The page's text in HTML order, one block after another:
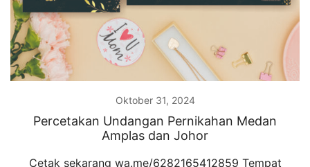
Oktober 31, 2024
Percetakan Undangan Pernikahan Medan
Amplas dan Johor
Cetak sekarang wa.me/6282165412859 Tempat